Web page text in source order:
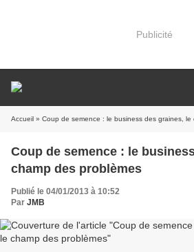
Publicité
Accueil » Coup de semence : le business des graines, le
Coup de semence : le
champ des problèmes
Publié le 04/01/2013 à 10:52
Par JMB